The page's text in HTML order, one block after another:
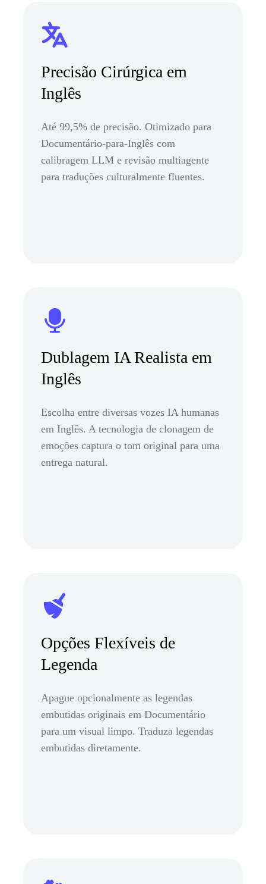
Precisão Cirúrgica em
Inglês
Até 99,5% de precisão. Otimizado para
Documentário-para-Inglês com
calibragem LLM e revisão multiagente
para traduções culturalmente fluentes.
Dublagem IA Realista em
Inglês
Escolha entre diversas vozes IA humanas
em Inglês. A tecnologia de clonagem de
emoções captura o tom original para uma
entrega natural.
Opções Flexíveis de
Legenda
Apague opcionalmente as legendas
embutidas originais em Documentário
para um visual limpo. Traduza legendas
embutidas diretamente.